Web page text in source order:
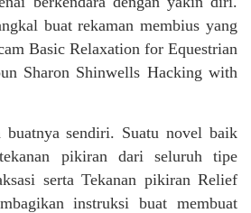
buat rekaman membius yang
Basic Relaxation for Equestrian
Sharon Shinwells Hacking with
buatnya sendiri. Suatu novel baik
pikiran dari seluruh tipe
serta Tekanan pikiran Relief
instruksi buat membuat